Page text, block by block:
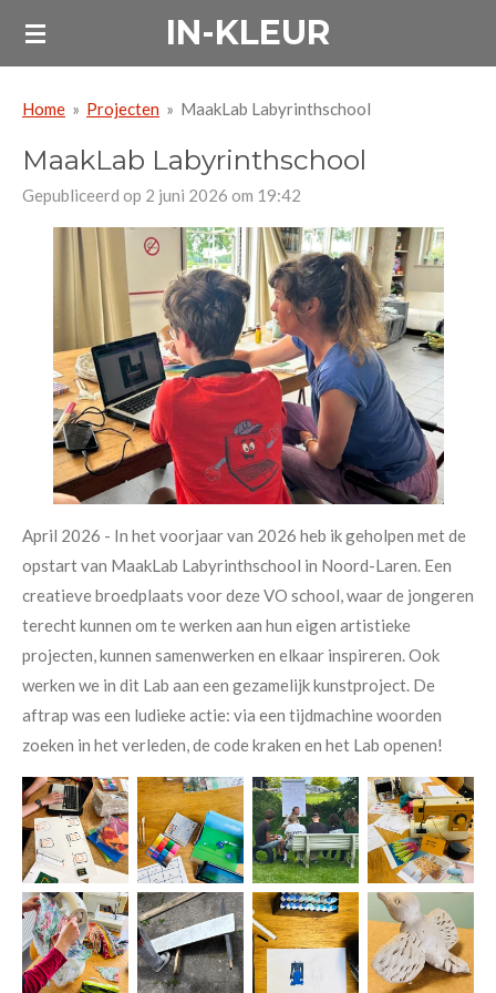
Ga
de
IN-KLEUR
Home » Projecten » MaakLab Labyrinthschool
MaakLab Labyrinthschool
Gepubliceerd op 2 juni 2026 om 19:42
April 2026 - In het voorjaar van 2026 heb ik geholpen met de
opstart van MaakLab Labyrinthschool in Noord-Laren. Een
creatieve broedplaats voor deze VO school, waar de jongeren
terecht kunnen om te werken aan hun eigen artistieke
projecten, kunnen samenwerken en elkaar inspireren. Ook
werken we in dit Lab aan een gezamelijk kunstproject. De
aftrap was een ludieke actie: via een tijdmachine woorden
zoeken in het verleden, de code kraken en het Lab openen!